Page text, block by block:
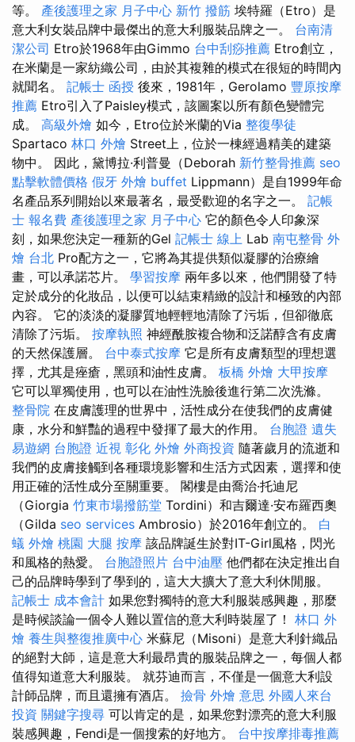
等。 產後護理之家 月子中心 新竹 撥筋 埃特羅（Etro）是
意大利女裝品牌中最傑出的意大利服裝品牌之一。 台南清
潔公司 Etro於1968年由Gimmo 台中刮痧推薦 Etro創立，
在米蘭是一家紡織公司，由於其複雜的模式在很短的時間內
就聞名。 記帳士 函授 後來，1981年，Gerolamo 豐原按摩
推薦 Etro引入了Paisley模式，該圖案以所有顏色變體完
成。 高級外燴 如今，Etro位於米蘭的Via 整復學徒
Spartaco 林口 外燴 Street上，位於一棟經過精美的建築
物中。 因此，黛博拉·利普曼（Deborah 新竹整骨推薦 seo
點擊軟體價格 假牙 外燴 buffet Lippmann）是自1999年命
名產品系列開始以來最著名，最受歡迎的名字之一。 記帳
士 報名費 產後護理之家 月子中心 它的顏色令人印象深
刻，如果您決定一種新的Gel 記帳士 線上 Lab 南屯整骨 外
燴 台北 Pro配方之一，它將為其提供類似凝膠的治療繪
畫，可以承諾芯片。 學習按摩 兩年多以來，他們開發了特
定於成分的化妝品，以便可以結束精緻的設計和極致的內部
內容。 它的淡淡的凝膠質地輕輕地清除了污垢，但卻徹底
清除了污垢。 按摩執照 神經酰胺複合物和泛諾醇含有皮膚
的天然保護層。 台中泰式按摩 它是所有皮膚類型的理想選
擇，尤其是痤瘡，黑頭和油性皮膚。 板橋 外燴 大甲按摩
它可以單獨使用，也可以在油性洗臉後進行第二次洗滌。
整骨院 在皮膚護理的世界中，活性成分在使我們的皮膚健
康，水分和鮮豔的過程中發揮了最大的作用。 台胞證 遺失
易遊網 台胞證 近視 彰化 外燴 外商投資 隨著歲月的流逝和
我們的皮膚接觸到各種環境影響和生活方式因素，選擇和使
用正確的活性成分至關重要。 閣樓是由喬治·托迪尼
（Giorgia 竹東市場撥筋堂 Tordini）和吉爾達·安布羅西奧
（Gilda seo services Ambrosio）於2016年創立的。 白
蟻 外燴 桃園 大腿 按摩 該品牌誕生於對IT-Girl風格，閃光
和風格的熱愛。 台胞證照片 台中油壓 他們都在決定推出自
己的品牌時學到了學到的，這大大擴大了意大利休閒服。
記帳士 成本會計 如果您對獨特的意大利服裝感興趣，那麼
是時候談論一個令人難以置信的意大利時裝屋了！ 林口 外
燴 養生與整復推廣中心 米蘇尼（Misoni）是意大利針織品
的絕對大師，這是意大利最昂貴的服裝品牌之一，每個人都
值得知道意大利服裝。 就芬迪而言，不僅是一個意大利設
計師品牌，而且還擁有酒店。 撿骨 外燴 意思 外國人來台
投資 關鍵字搜尋 可以肯定的是，如果您對漂亮的意大利服
裝感興趣，Fendi是一個搜索的好地方。 台中按摩排毒推薦